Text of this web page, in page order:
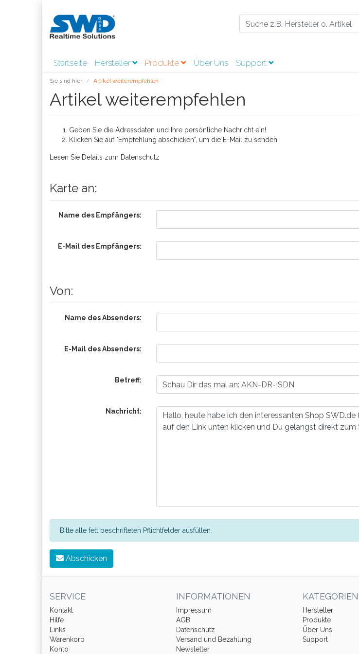
Startseite Hersteller Produkte Über Uns Support
Sie sind hier: Artikel weiterempfehlen
Artikel weiterempfehlen
Geben Sie die Adressdaten und Ihre persönliche Nachricht ein!
Klicken Sie auf "Empfehlung abschicken", um die E-Mail zu senden!
Lesen Sie Details zum Datenschutz
Karte an:
Name des Empfängers:
E-Mail des Empfängers:
Von:
Name des Absenders:
E-Mail des Absenders:
Betreff:
Nachricht:
Bitte alle fett beschrifteten Pflichtfelder ausfüllen.
Abschicken
SERVICE
Kontakt
Hilfe
Links
Warenkorb
Konto
INFORMATIONEN
Impressum
AGB
Datenschutz
Versand und Bezahlung
Newsletter
KATEGORIEN
Hersteller
Produkte
Über Uns
Support